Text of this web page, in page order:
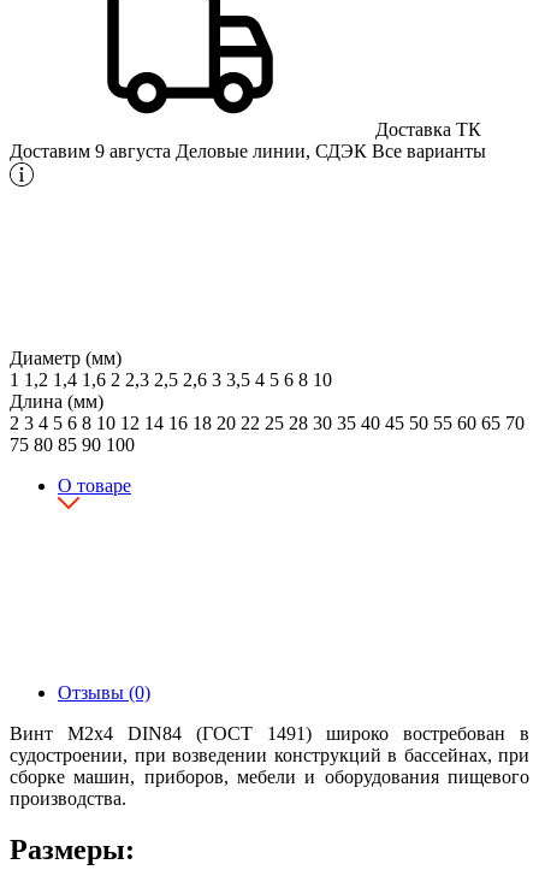
Доставка ТК
Доставим 9 августа Деловые линии, СДЭК Все варианты
Диаметр (мм)
1 1,2 1,4 1,6 2 2,3 2,5 2,6 3 3,5 4 5 6 8 10
Длина (мм)
2 3 4 5 6 8 10 12 14 16 18 20 22 25 28 30 35 40 45 50 55 60 65 70
75 80 85 90 100
О товаре
Отзывы (0)
Винт М2х4 DIN84 (ГОСТ 1491) широко востребован в
судостроении, при возведении конструкций в бассейнах, при
сборке машин, приборов, мебели и оборудования пищевого
производства.
Размеры: